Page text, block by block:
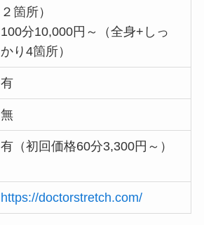
２箇所）
100分10,000円～（全身+しっ
かり4箇所）
有
無
有（初回価格60分3,300円～）
https://doctorstretch.com/